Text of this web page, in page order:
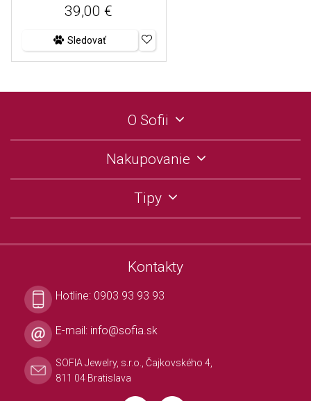
39,00 €
Sledovať
O Sofii
Nakupovanie
Tipy
Kontakty
Hotline: 0903 93 93 93
E-mail: info@sofia.sk
SOFIA Jewelry, s.r.o., Čajkovského 4,
811 04 Bratislava